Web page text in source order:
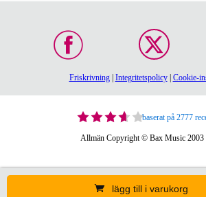
lägg till i varukorg
Friskrivning| Integritetspolicy| Cookie-
baserat på 2777
Allmän Copyright © Bax Music 2003